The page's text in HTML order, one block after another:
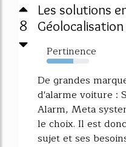
8
Les solutions
Géolocalisation
Pertinence
63%
De grandes
d'alarme voiture :
Alarm, Meta
le choix. Il est
sujet et ses